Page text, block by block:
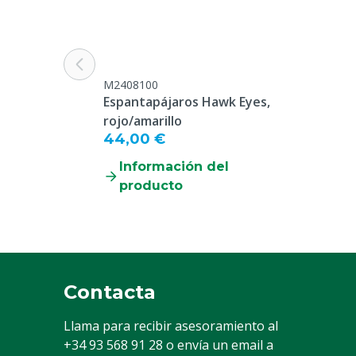
M2408100
Espantapájaros Hawk Eyes,
rojo/amarillo
44,00 €
Información del
producto
Contacta
Llama para recibir asesoramiento al
+34 93 568 91 28 o envía un email a